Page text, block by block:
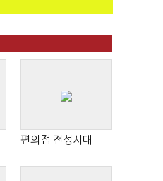
편의점 전성시대